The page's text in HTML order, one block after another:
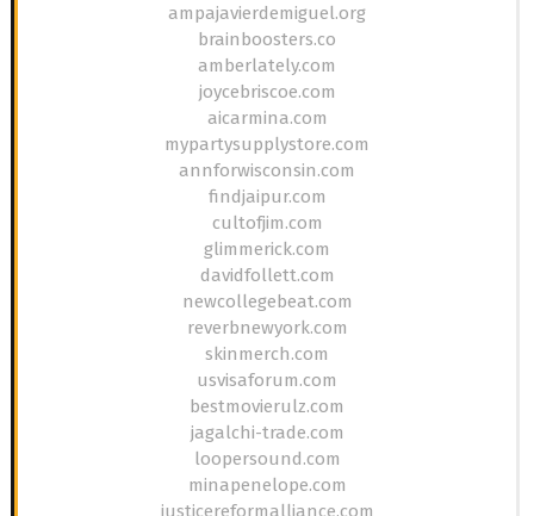
ampajavierdemiguel.org
brainboosters.co
amberlately.com
joycebriscoe.com
aicarmina.com
mypartysupplystore.com
annforwisconsin.com
findjaipur.com
cultofjim.com
glimmerick.com
davidfollett.com
newcollegebeat.com
reverbnewyork.com
skinmerch.com
usvisaforum.com
bestmovierulz.com
jagalchi-trade.com
loopersound.com
minapenelope.com
justicereformalliance.com